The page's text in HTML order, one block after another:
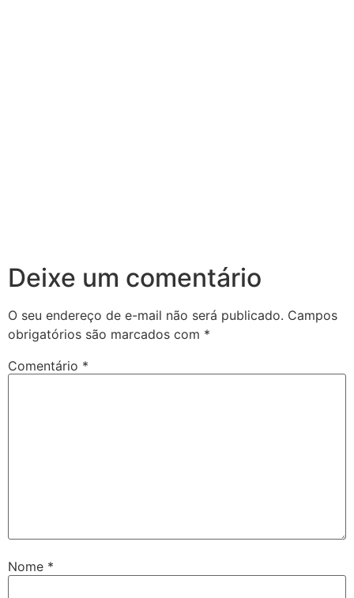
Deixe um comentário
O seu endereço de e-mail não será publicado. Campos
obrigatórios são marcados com *
Comentário *
Nome *